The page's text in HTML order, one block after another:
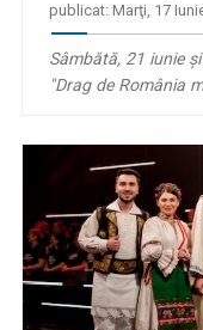
publicat: Marţi, 17
Sâmbătă, 21 iunie
"Drag de România